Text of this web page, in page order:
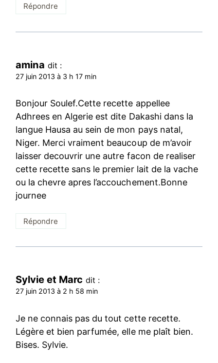
Répondre
amina dit :
27 juin 2013 à 3 h 17 min
Bonjour Soulef.Cette recette appellee
Adhrees en Algerie est dite Dakashi dans la
langue Hausa au sein de mon pays natal,
Niger. Merci vraiment beaucoup de m’avoir
laisser decouvrir une autre facon de realiser
cette recette sans le premier lait de la vache
ou la chevre apres l’accouchement.Bonne
journee
Répondre
Sylvie et Marc dit :
27 juin 2013 à 2 h 58 min
Je ne connais pas du tout cette recette.
Légère et bien parfumée, elle me plaît bien.
Bises. Sylvie.